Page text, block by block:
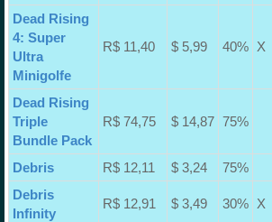
Dead Rising
4: Super
Ultra
Minigolfe
R$ 11,40 $ 5,99 40% X
Dead Rising
Triple
Bundle Pack
R$ 74,75 $ 14,87 75%
Debris R$ 12,11 $ 3,24
75%
Debris
Infinity
R$ 12,91 $ 3,49 30% X